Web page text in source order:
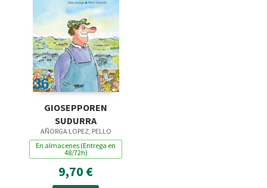
GIOSEPPOREN
SUDURRA
AÑORGA LOPEZ, PELLO
En almacenes (Entrega en
48/72h)
9,70 €